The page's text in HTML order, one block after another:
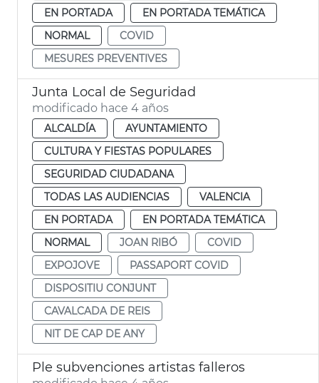
EN PORTADA
EN PORTADA TEMÁTICA
NORMAL
COVID
MESURES PREVENTIVES
Junta Local de Seguridad
modificado hace 4 años
ALCALDÍA
AYUNTAMIENTO
CULTURA Y FIESTAS POPULARES
SEGURIDAD CIUDADANA
TODAS LAS AUDIENCIAS
VALENCIA
EN PORTADA
EN PORTADA TEMÁTICA
NORMAL
JOAN RIBÓ
COVID
EXPOJOVE
PASSAPORT COVID
DISPOSITIU CONJUNT
CAVALCADA DE REIS
NIT DE CAP DE ANY
Ple subvenciones artistas falleros